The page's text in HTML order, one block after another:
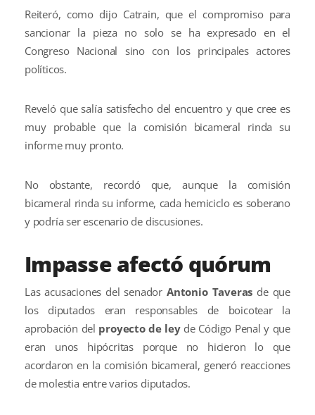
Reiteró, como dijo Catrain, que el compromiso para
sancionar la pieza no solo se ha expresado en el
Congreso Nacional sino con los principales actores
políticos.
Reveló que salía satisfecho del encuentro y que cree es
muy probable que la comisión bicameral rinda su
informe muy pronto.
No obstante, recordó que, aunque la comisión
bicameral rinda su informe, cada hemiciclo es soberano
y podría ser escenario de discusiones.
Impasse afectó quórum
Las acusaciones del senador Antonio Taveras de que
los diputados eran responsables de boicotear la
aprobación del proyecto de leyde Código Penal y que
eran unos hipócritas porque no hicieron lo que
acordaron en la comisión bicameral, generó reacciones
de molestia entre varios diputados.